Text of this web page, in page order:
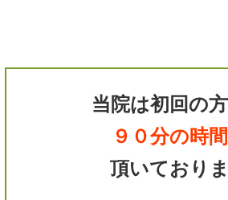
当院は初回の
９０分の時間
頂いており